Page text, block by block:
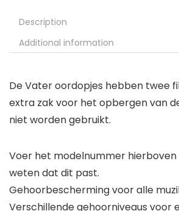
Description
Additional information
De Vater oordopjes hebben twee
extra zak voor het opbergen van
niet worden gebruikt.
Voer het modelnummer
weten dat dit past.
Gehoorbescherming voor alle
Verschillende gehoorniveaus voor